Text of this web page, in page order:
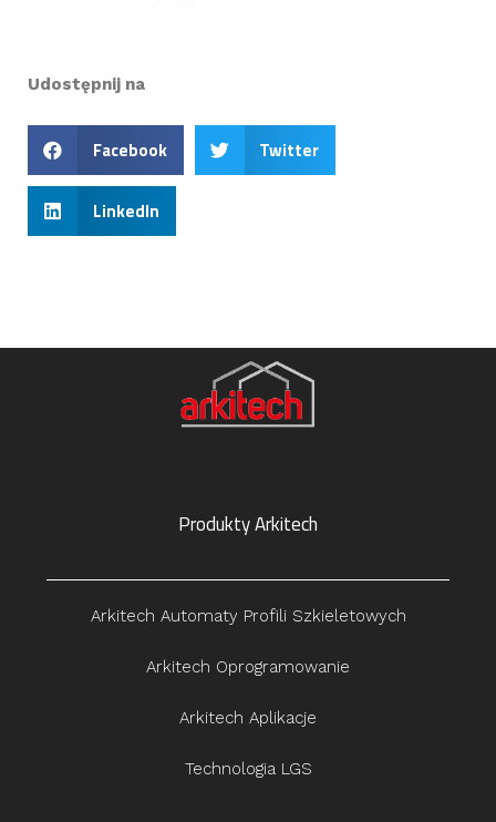
Udostępnij na
Facebook Twitter
LinkedIn
Produkty Arkitech
Arkitech Automaty Profili Szkieletowych
Arkitech Oprogramowanie
Arkitech Aplikacje
Technologia LGS